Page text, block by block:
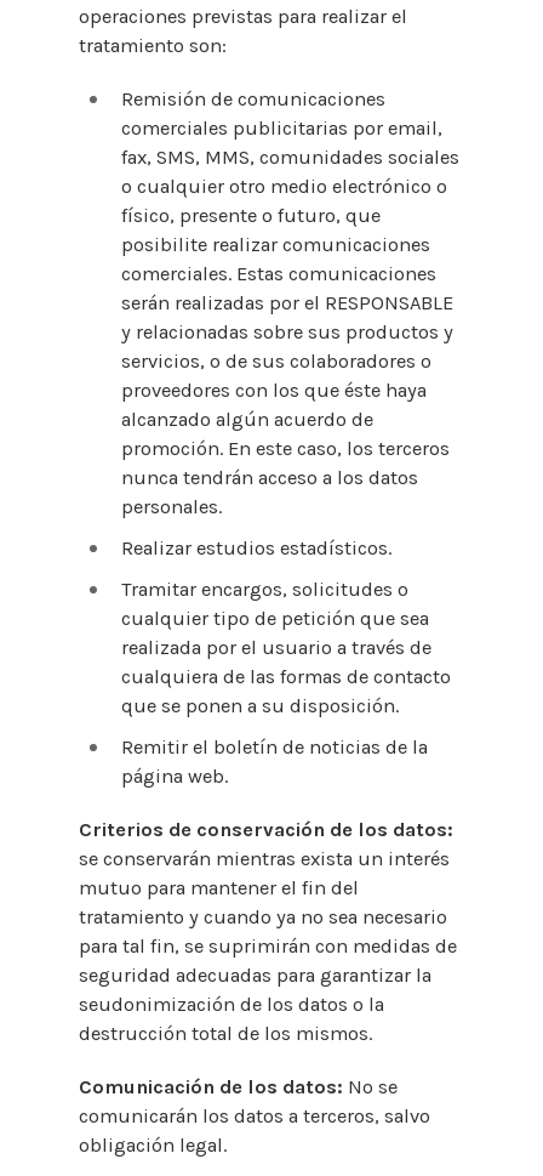
operaciones previstas para realizar el
tratamiento son:
Remisión de comunicaciones
comerciales publicitarias por email,
fax, SMS, MMS, comunidades sociales
o cualquier otro medio electrónico o
físico, presente o futuro, que
posibilite realizar comunicaciones
comerciales. Estas comunicaciones
serán realizadas por el RESPONSABLE
y relacionadas sobre sus productos y
servicios, o de sus colaboradores o
proveedores con los que éste haya
alcanzado algún acuerdo de
promoción. En este caso, los terceros
nunca tendrán acceso a los datos
personales.
Realizar estudios estadísticos.
Tramitar encargos, solicitudes o
cualquier tipo de petición que sea
realizada por el usuario a través de
cualquiera de las formas de contacto
que se ponen a su disposición.
Remitir el boletín de noticias de la
página web.
Criterios de conservación de los datos:
se conservarán mientras exista un interés
mutuo para mantener el fin del
tratamiento y cuando ya no sea necesario
para tal fin, se suprimirán con medidas de
seguridad adecuadas para garantizar la
seudonimización de los datos o la
destrucción total de los mismos.
Comunicación de los datos: No se
comunicarán los datos a terceros, salvo
obligación legal.